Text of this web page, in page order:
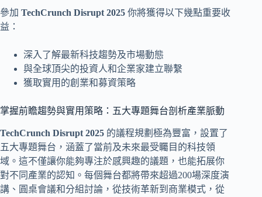
參加 TechCrunch Disrupt 2025 你將獲得以下幾點重要收
益：
深入了解最新科技趨勢及市場動態
與全球頂尖的投資人和企業家建立聯繫
獲取實用的創業和募資策略
掌握前瞻趨勢與實用策略：五大專題舞台剖析產業脈動
TechCrunch Disrupt 2025 的議程規劃極為豐富，設置了
五大專題舞台，涵蓋了當前及未來最受矚目的科技領
域。這不僅讓你能夠專注於感興趣的議題，也能拓展你
對不同產業的認知。每個舞台都將帶來超過200場深度演
講、圓桌會議和分組討論，從技術革新到商業模式，從